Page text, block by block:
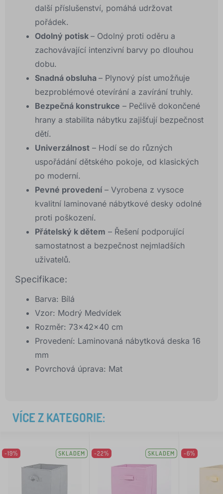
další příslušenství, pomáhá udržovat
pořádek.
Odolný potisk – Odolný proti oděru a
zachovávající intenzivní barvy po dlouhou
dobu.
Snadná obsluha – Plynový píst umožňuje
bezproblémové otevírání a zavírání truhly.
Bezpečná konstrukce – Pečlivě dokončené
hrany a stabilita nábytku zajišťují bezpečnost
dětí.
Univerzálnost – Hodí se do různých
uspořádání dětského pokoje, od klasických
po moderní.
Pevné provedení – Vyrobena z vysoce
kvalitní laminované nábytkové desky odolné
proti poškození.
Přátelský k dětem – Řešení podporující
samostatnost a bezpečnost nejmladších
uživatelů.
Specifikace:
Barva: Bílá
Vzor: Modrý Medvídek
Rozměr: 73x42x40 cm
Provedení: Laminovaná nábytková deska 16
mm
Povrchová úprava: Mat
VÍCE Z KATEGORIE:
-19% SKLADEM -22% SKLADEM -6%